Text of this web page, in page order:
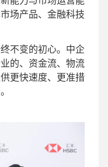
场产品、金融科技
不变的初心。中企
的、资金流、物流
更快速度、更准措